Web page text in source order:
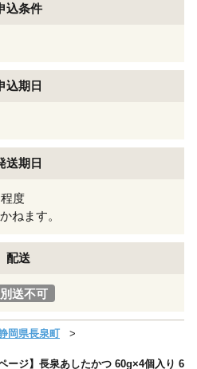
込条件
込期日
送期日
度
ねます。
配送
別送不可
岡県長泉町
ージ】長泉あしたかつ 60g×4個入り 6